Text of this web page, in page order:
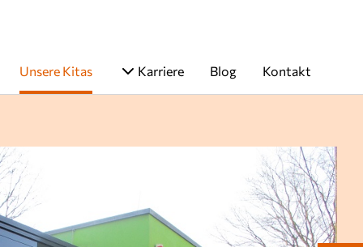
Unsere Kitas Karriere Blog Kontakt